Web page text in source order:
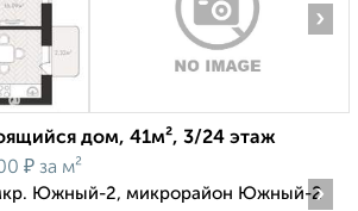
›
дом, 41м², 3/24 этаж
₽ за м²
Южный-2, микрорайон Южный-2
›